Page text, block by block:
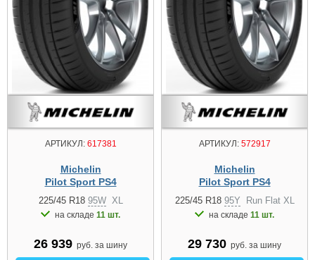
АРТИКУЛ:617381
Michelin
Pilot Sport PS4
225/45 R18 95W XL
на складе 11 шт.
26 939 руб. за шину
АРТИКУЛ:572917
Michelin
Pilot Sport PS4
225/45 R18 95Y Run Flat XL
на складе 11 шт.
29 730 руб. за шину